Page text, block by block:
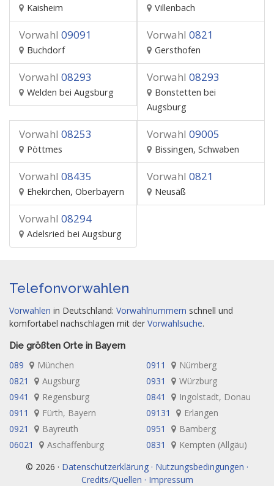
Kaisheim Villenbach
Vorwahl 09091
Buchdorf
Vorwahl 0821
Gersthofen
Vorwahl 08293
Welden bei Augsburg
Vorwahl 08293
Bonstetten bei
Augsburg
Vorwahl 08253
Pöttmes
Vorwahl 09005
Bissingen, Schwaben
Vorwahl 08435
Ehekirchen, Oberbayern
Vorwahl 0821
Neusäß
Vorwahl 08294
Adelsried bei Augsburg
Telefonvorwahlen
Vorwahlen in Deutschland: Vorwahlnummern schnell und
komfortabel nachschlagen mit der Vorwahlsuche.
Die größten Orte in Bayern
089 München 0911
Nürnberg
0821
Augsburg 0931
Würzburg
0941
Regensburg 0841
Ingolstadt, Donau
0911
Fürth, Bayern 09131
Erlangen
0921
Bayreuth 0951
Bamberg
06021
Aschaffenburg 0831
Kempten (Allgäu)
© 2026 · Datenschutzerklärung · Nutzungsbedingungen ·
Credits/Quellen · Impressum